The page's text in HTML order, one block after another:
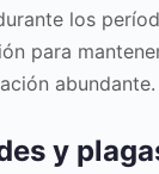
los
para
abundante.
y